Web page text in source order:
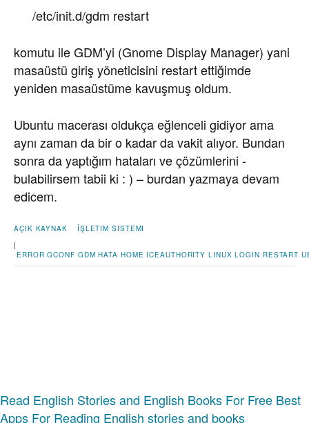
/etc/init.d/gdm restart
komutu ile GDM’yi (Gnome Display Manager) yani
masaüstü giriş yöneticisini restart ettiğimde
yeniden masaüstüme kavuşmuş oldum.
Ubuntu macerası oldukça eğlenceli gidiyor ama
aynı zaman da bir o kadar da vakit alıyor. Bundan
sonra da yaptığım hataları ve çözümlerini -
bulabilirsem tabii ki : ) – burdan yazmaya devam
edicem.
AÇIK KAYNAK
İŞLETIM SISTEMI
|
ERROR GCONF GDM HATA HOME ICEAUTHORITY LINUX LOGIN RESTART
Read English Stories and English Books For Free Best
Apps For Reading English stories and books